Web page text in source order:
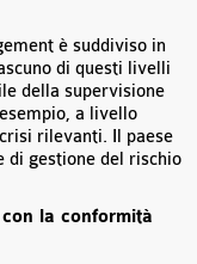
è suddiviso in
di questi livelli
della supervisione
a livello
rilevanti. Il paese
di gestione del rischio
la conformità